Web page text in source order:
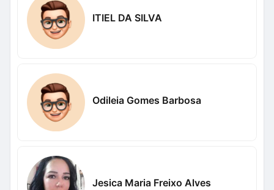
ITIEL DA SILVA
Odileia Gomes Barbosa
Jesica Maria Freixo Alves